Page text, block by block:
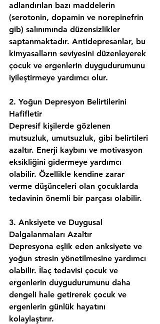
adlandırılan bazı maddelerin
(serotonin, dopamin ve norepinefrin
gib) salınımında düzensizlikler
saptanmaktadır. Antidepresanlar, bu
kimyasalların seviyesini düzenleyerek
çocuk ve ergenlerin duygudurumunu
iyileştirmeye yardımcı olur.
2️. Yoğun Depresyon Belirtilerini
Hafifletir
Depresif kişilerde gözlenen
mutsuzluk, umutsuzluk, gibi belirtileri
azaltır. Enerji kaybını ve motivasyon
eksikliğini gidermeye yardımcı
olabilir. Özellikle kendine zarar
verme düşünceleri olan çocuklarda
tedavinin önemli bir parçası olabilir.
3️. Anksiyete ve Duygusal
Dalgalanmaları Azaltır
Depresyona eşlik eden anksiyete ve
yoğun stresin yönetilmesine yardımcı
olabilir. İlaç tedavisi çocuk ve
ergenlerin duygudurumunu daha
dengeli hale getirerek çocuk ve
ergenlerin günlük hayatını
kolaylaştırır.